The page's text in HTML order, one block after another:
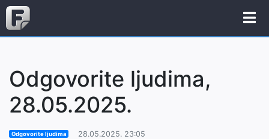
Odgovorite ljudima,
28.05.2025.
Odgovorite ljudima 28.05.2025. 23:05